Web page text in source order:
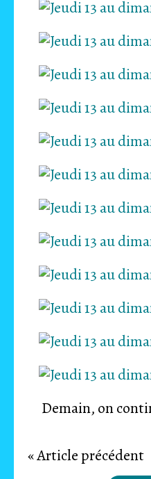
Demain, on
« Article précédent